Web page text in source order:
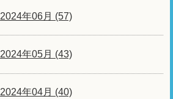
2024年06月 (57)
2024年05月 (43)
2024年04月 (40)